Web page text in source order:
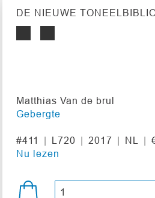
DE NIEUWE
Matthias Van de brul
Gebergte
#411 L720 2017 NL
Nu lezen